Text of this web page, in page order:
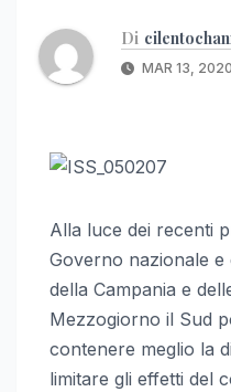
Di
MAR 13, 2020
Alla luce dei recenti
Governo nazionale e
della Campania e
Mezzogiorno il Sud
contenere meglio la
limitare gli effetti del